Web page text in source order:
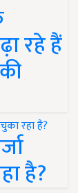
रहे हैं
है?